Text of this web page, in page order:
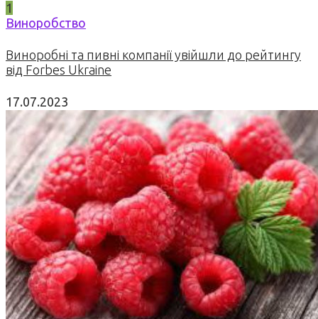
1
Виноробство
Виноробні та пивні компанії увійшли до рейтингу
від Forbes Ukraine
17.07.2023